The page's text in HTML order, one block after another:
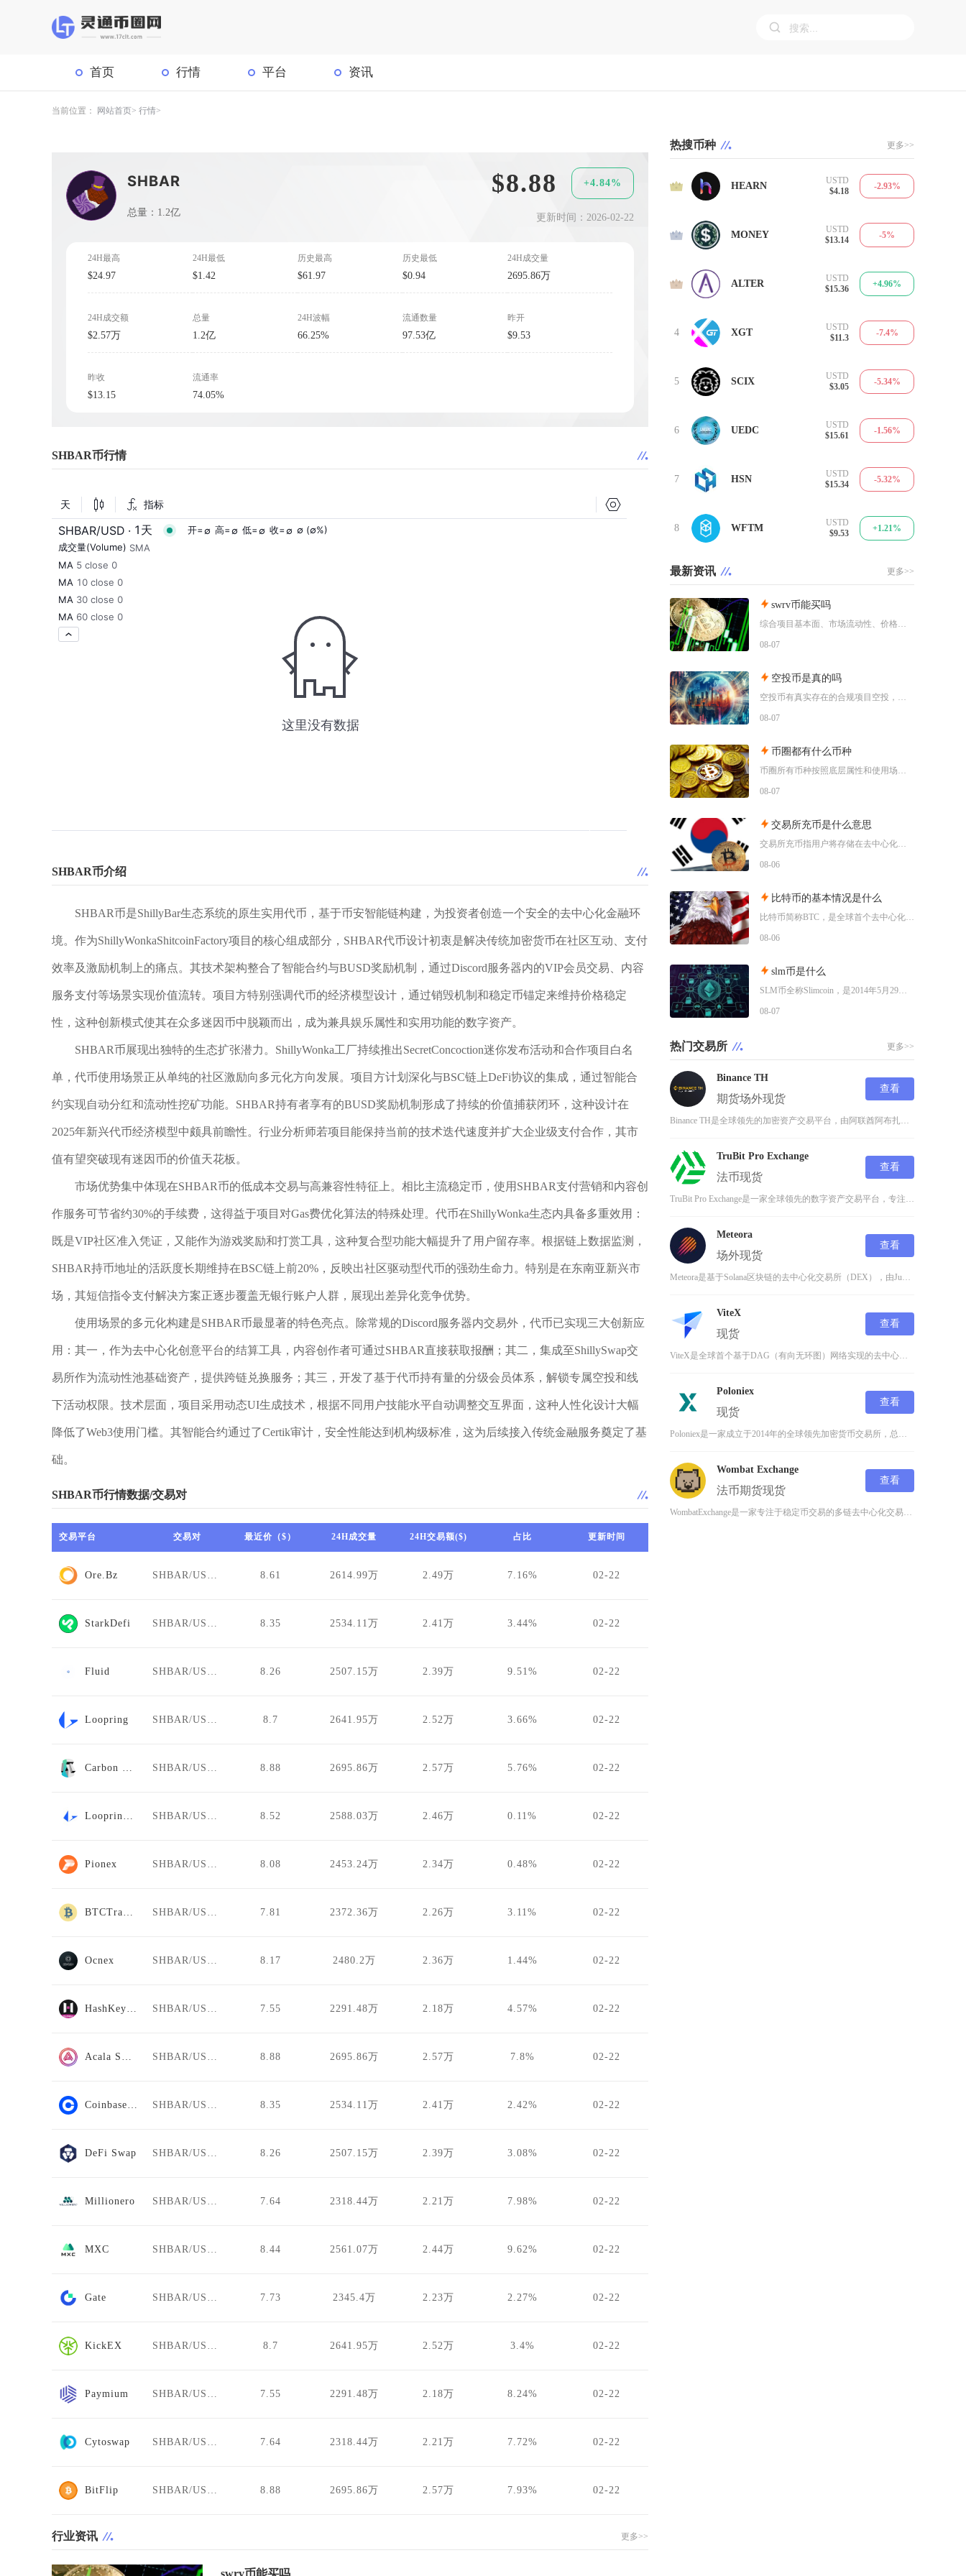
首页 行情 平台 资讯
当前位置： 网站首页 行情
SHBAR
总量：1.2亿
$8.88 +4.84%
更新时间：2026-02-22
24H最高
$24.97
24H最低
$1.42
历史最高
$61.97
历史最低
$0.94
24H成交量
2695.86万
24H成交额
$2.57万
总量
1.2亿
24H波幅
66.25%
流通数量
97.53亿
昨开
$9.53
昨收
$13.15
流通率
74.05%
SHBAR币行情
SHBAR币介绍
SHBAR币是ShillyBar生态系统的原生实用代币，基于币安智能链构建，为投资者创造一个安全的去中心化金融环
境。作为ShillyWonkaShitcoinFactory项目的核心组成部分，SHBAR代币设计初衷是解决传统加密货币在社区互动、支付
效率及激励机制上的痛点。其技术架构整合了智能合约与BUSD奖励机制，通过Discord服务器内的VIP会员交易、内容
服务支付等场景实现价值流转。项目方特别强调代币的经济模型设计，通过销毁机制和稳定币锚定来维持价格稳定
性，这种创新模式使其在众多迷因币中脱颖而出，成为兼具娱乐属性和实用功能的数字资产。
SHBAR币展现出独特的生态扩张潜力。ShillyWonka工厂持续推出SecretConcoction迷你发布活动和合作项目白名
单，代币使用场景正从单纯的社区激励向多元化方向发展。项目方计划深化与BSC链上DeFi协议的集成，通过智能合
约实现自动分红和流动性挖矿功能。SHBAR持有者享有的BUSD奖励机制形成了持续的价值捕获闭环，这种设计在
2025年新兴代币经济模型中颇具前瞻性。行业分析师若项目能保持当前的技术迭代速度并扩大企业级支付合作，其市
值有望突破现有迷因币的价值天花板。
市场优势集中体现在SHBAR币的低成本交易与高兼容性特征上。相比主流稳定币，使用SHBAR支付营销和内容创
作服务可节省约30%的手续费，这得益于项目对Gas费优化算法的特殊处理。代币在ShillyWonka生态内具备多重效用：
既是VIP社区准入凭证，又能作为游戏奖励和打赏工具，这种复合型功能大幅提升了用户留存率。根据链上数据监测，
SHBAR持币地址的活跃度长期维持在BSC链上前20%，反映出社区驱动型代币的强劲生命力。特别是在东南亚新兴市
场，其短信指令支付解决方案正逐步覆盖无银行账户人群，展现出差异化竞争优势。
使用场景的多元化构建是SHBAR币最显著的特色亮点。除常规的Discord服务器内交易外，代币已实现三大创新应
用：其一，作为去中心化创意平台的结算工具，内容创作者可通过SHBAR直接获取报酬；其二，集成至ShillySwap交
易所作为流动性池基础资产，提供跨链兑换服务；其三，开发了基于代币持有量的分级会员体系，解锁专属空投和线
下活动权限。技术层面，项目采用动态UI生成技术，根据不同用户技能水平自动调整交互界面，这种人性化设计大幅
降低了Web3使用门槛。其智能合约通过了Certik审计，安全性能达到机构级标准，这为后续接入传统金融服务奠定了基
础。
SHBAR币行情数据/交易对
交易平台 交易对 最近价（$） 24H成交量 24H交易额($) 占比 更新时间
Ore.Bz SHBAR/USDT 8.61 2614.99万 2.49万 7.16% 02-22
StarkDefi SHBAR/USDT 8.35 2534.11万 2.41万 3.44% 02-22
Fluid SHBAR/USDT 8.26 2507.15万 2.39万 9.51% 02-22
Loopring SHBAR/USDT 8.7 2641.95万 2.52万 3.66% 02-22
Carbon DeFi SHBAR/USDT 8.88 2695.86万 2.57万 5.76% 02-22
Loopring AMM SHBAR/USDT 8.52 2588.03万 2.46万 0.11% 02-22
Pionex SHBAR/USDT 8.08 2453.24万 2.34万 0.48% 02-22
BTCTradeUA SHBAR/USDT 7.81 2372.36万 2.26万 3.11% 02-22
Ocnex SHBAR/USDT 8.17 2480.2万 2.36万 1.44% 02-22
HashKey Global SHBAR/USDT 7.55 2291.48万 2.18万 4.57% 02-22
Acala Swap SHBAR/USDT 8.88 2695.86万 2.57万 7.8% 02-22
Coinbase Pro SHBAR/USDT 8.35 2534.11万 2.41万 2.42% 02-22
DeFi Swap SHBAR/USDT 8.26 2507.15万 2.39万 3.08% 02-22
Millionero SHBAR/USDT 7.64 2318.44万 2.21万 7.98% 02-22
MXC SHBAR/USDT 8.44 2561.07万 2.44万 9.62% 02-22
Gate SHBAR/USDT 7.73 2345.4万 2.23万 2.27% 02-22
KickEX SHBAR/USDT 8.7 2641.95万 2.52万 3.4% 02-22
Paymium SHBAR/USDT 7.55 2291.48万 2.18万 8.24% 02-22
Cytoswap SHBAR/USDT 7.64 2318.44万 2.21万 7.72% 02-22
BitFlip SHBAR/USDT 8.88 2695.86万 2.57万 7.93% 02-22
行业资讯 更多>>
swrv币能买吗
热搜币种 更多>>
1 HEARN
USTD
$4.18
-2.93%
2 MONEY
USTD
$13.14
-5%
3 ALTER
USTD
$15.36
+4.96%
4 XGT
USTD
$11.3
-7.4%
5 SCIX
USTD
$3.05
-5.34%
6 UEDC
USTD
$15.61
-1.56%
7 HSN
USTD
$15.34
-5.32%
8 WFTM
USTD
$9.53
+1.21%
最新资讯 更多>>
swrv币能买吗
综合项目基本面、市场流动性、价格走势以及行业竞争现状，普通币圈投资者不建议买入SWRV代币
08-07
空投币是真的吗
空投币有真实存在的合规项目空投，但市场中九成以上面向普通散户的免费空投、大额福利空投均为虚
08-07
币圈都有什么币种
币圈所有币种按照底层属性和使用场景，可以划分为价值存储币、公链原生币、稳定币、平台币、赛道
08-07
交易所充币是什么意思
交易所充币指用户将存储在去中心化钱包、其他交易平台内的数字加密资产，通过对应区块链网络转入
08-06
比特币的基本情况是什么
比特币简称BTC，是全球首个去中心化加密数字资产，依托区块链与工作量证明机制运行，无任何中
08-06
slm币是什么
SLM币全称Slimcoin，是2014年5月29日正式上线的老牌去中心化加密货币，也是业
08-07
热门交易所 更多>>
Binance TH
期货场外现货
查看
Binance TH是全球领先的加密资产交易平台，由阿联酋阿布扎比政府支持的技术投资公司M
TruBit Pro Exchange
法币现货
查看
TruBit Pro Exchange是一家全球领先的数字资产交易平台，专注于为专业交易者
Meteora
场外现货
查看
Meteora是基于Solana区块链的去中心化交易所（DEX），由Jupiter共同创始
ViteX
现货
查看
ViteX是全球首个基于DAG（有向无环图）网络实现的去中心化交易所（DEX），由Vite
Poloniex
现货
查看
Poloniex是一家成立于2014年的全球领先加密货币交易所，总部位于美国，由Trist
Wombat Exchange
法币期货现货
查看
WombatExchange是一家专注于稳定币交易的多链去中心化交易所（DEX），成立于2